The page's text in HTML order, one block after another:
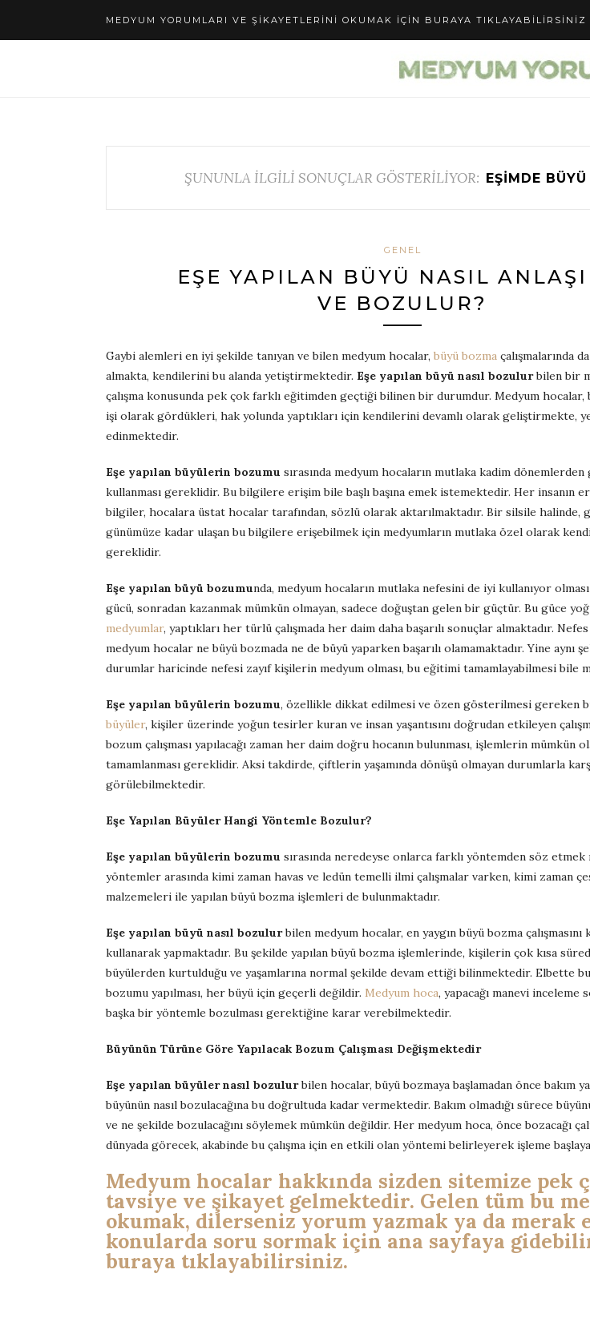
MEDYUM YORUMLARI VE ŞIKAYETLERINI OKUMAK IÇIN BURAYA TIKLAYABILIRSINIZ
ŞUNUNLA İLGİLİ SONUÇLAR GÖSTERİLİYOR: EŞIMDE BÜYÜ
GENEL
EŞE YAPILAN BÜYÜ NASIL
VE BOZULUR?
Gaybi alemleri en iyi şekilde tanıyan ve bilen medyum hocalar, büyü bozma çalışmalarında
almakta, kendilerini bu alanda yetiştirmektedir. Eşe yapılan büyü nasıl bozulurbilen bir
çalışma konusunda pek çok farklı eğitimden geçtiği bilinen bir durumdur. Medyum
işi olarak gördükleri, hak yolunda yaptıkları için kendilerini devamlı olarak geliştirmekte,
edinmektedir.
Eşe yapılan büyülerin bozumu sırasında medyum hocaların mutlaka kadim
kullanması gereklidir. Bu bilgilere erişim bile başlı başına emek istemektedir. Her insanın
bilgiler, hocalara üstat hocalar tarafından, sözlü olarak aktarılmaktadır. Bir silsile halinde,
günümüze kadar ulaşan bu bilgilere erişebilmek için medyumların mutlaka özel olarak
gereklidir.
Eşe yapılan büyü bozumunda, medyum hocaların mutlaka nefesini de iyi kullanıyor
gücü, sonradan kazanmak mümkün olmayan, sadece doğuştan gelen bir güçtür. Bu güce
medyumlar, yaptıkları her türlü çalışmada her daim daha başarılı sonuçlar almaktadır.
medyum hocalar ne büyü bozmada ne de büyü yaparken başarılı olamamaktadır. Yine aynı
durumlar haricinde nefesi zayıf kişilerin medyum olması, bu eğitimi tamamlayabilmesi bile
Eşe yapılan büyülerin bozumu, özellikle dikkat edilmesi ve özen gösterilmesi gereken
büyüler, kişiler üzerinde yoğun tesirler kuran ve insan yaşantısını doğrudan etkileyen
bozum çalışması yapılacağı zaman her daim doğru hocanın bulunması, işlemlerin mümkün
tamamlanması gereklidir. Aksi takdirde, çiftlerin yaşamında dönüşü olmayan durumlarla
görülebilmektedir.
Eşe Yapılan Büyüler Hangi Yöntemle Bozulur?
Eşe yapılan büyülerin bozumu sırasında neredeyse onlarca farklı yöntemden söz etmek
yöntemler arasında kimi zaman havas ve ledün temelli ilmi çalışmalar varken, kimi zaman
malzemeleri ile yapılan büyü bozma işlemleri de bulunmaktadır.
Eşe yapılan büyü nasıl bozulurbilen medyum hocalar, en yaygın büyü bozma
kullanarak yapmaktadır. Bu şekilde yapılan büyü bozma işlemlerinde, kişilerin çok kısa
büyülerden kurtulduğu ve yaşamlarına normal şekilde devam ettiği bilinmektedir. Elbette
bozumu yapılması, her büyü için geçerli değildir. Medyum hoca, yapacağı manevi inceleme
başka bir yöntemle bozulması gerektiğine karar verebilmektedir.
Büyünün Türüne Göre Yapılacak Bozum Çalışması Değişmektedir
Eşe yapılan büyüler nasıl bozulurbilen hocalar, büyü bozmaya başlamadan önce bakım
büyünün nasıl bozulacağına bu doğrultuda kadar vermektedir. Bakım olmadığı sürece
ve ne şekilde bozulacağını söylemek mümkün değildir. Her medyum hoca, önce bozacağı
dünyada görecek, akabinde bu çalışma için en etkili olan yöntemi belirleyerek işleme
Medyum hocalar hakkında sizden sitemize pek
tavsiye ve şikayet gelmektedir. Gelen tüm bu
okumak, dilerseniz yorum yazmak ya da merak
konularda soru sormak için ana sayfaya
buraya tıklayabilirsiniz.